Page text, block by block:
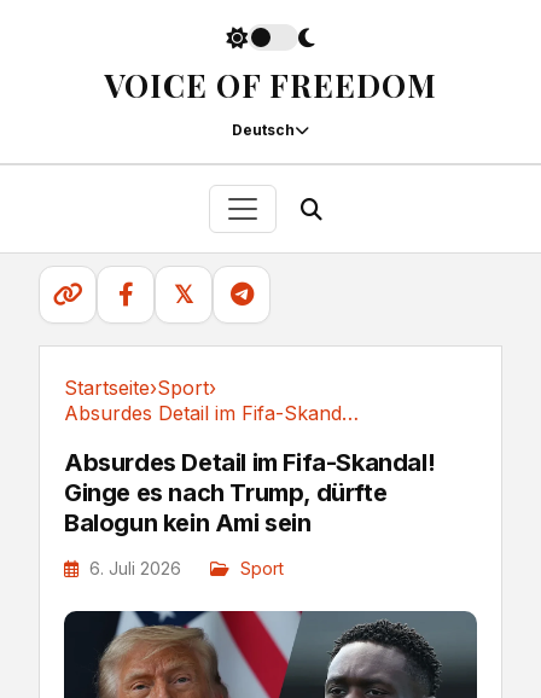
VOICE OF FREEDOM
Deutsch
𝕏
Startseite›Sport›
Absurdes Detail im Fifa-Skandal! Ginge es nach...
Absurdes Detail im Fifa-Skandal!
Ginge es nach Trump, dürfte
Balogun kein Ami sein
6. Juli 2026 Sport